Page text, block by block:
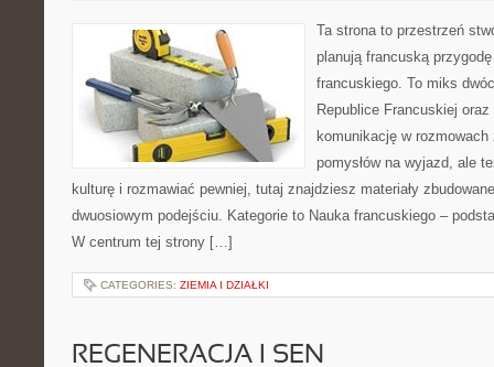
Ta strona to przestrzeń
planują francuską
francuskiego. To miks
Republice Francuskiej
komunikację w
pomysłów na wyjazd, ale
kulturę i rozmawiać pewniej, tutaj znajdziesz materiały
dwuosiowym podejściu. Kategorie to Nauka francuskiego –
W centrum tej strony […]
CATEGORIES: ZIEMIA I DZIAŁKI
REGENERACJA I SEN